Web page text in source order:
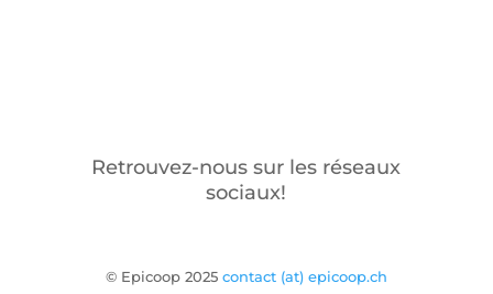
Retrouvez-nous sur les réseaux
sociaux!
© Epicoop 2025 contact (at) epicoop.ch